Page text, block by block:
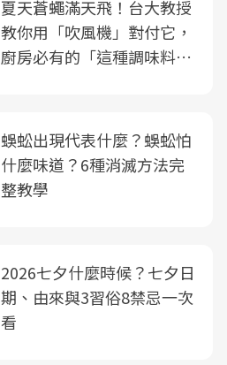
夏天蒼蠅滿天飛！台大教授
教你用「吹風機」對付它，
廚房必有的「這種調味料」
蜈蚣出現代表什麼？蜈蚣怕
什麼味道？6種消滅方法完
整教學
2026七夕什麼時候？七夕日
期、由來與3習俗8禁忌一次
看